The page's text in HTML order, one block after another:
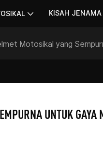
KISAH JENAMA
Motosikal yang
UNTUK GAYA